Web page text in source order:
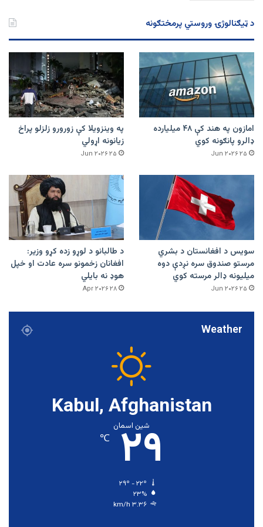
د ټیګنالوژۍ وروستي پرمختګونه
امازون په هند کې ۴۸ میلیارده
ډالرو پانګونه کوي
۲۵ Jun ۲۰۲۶
په وینزویلا کې زورورو زلزلو پراخ
زیانونه اړولي
۲۵ Jun ۲۰۲۶
سویس د افغانستان د بشري
مرستو صندوق سره نږدې دوه
میلیونه ډالر مرسته کوي
۲۵ Jun ۲۰۲۶
د طالبانو د لوړو زده کړو وزیر:
افغانان زخمونو سره عادت او خپل
هوډ نه بایلي
۲۸ Apr ۲۰۲۶
Weather
Kabul, Afghanistan
شین اسمان
۲۹ ℃
۲۳%
۳.۳۶ km/h